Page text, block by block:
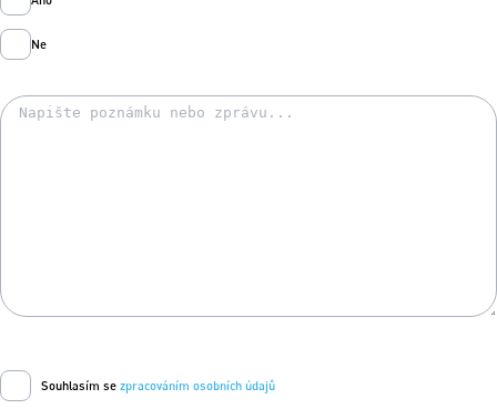
Ne
Souhlasím se zpracováním osobních údajů